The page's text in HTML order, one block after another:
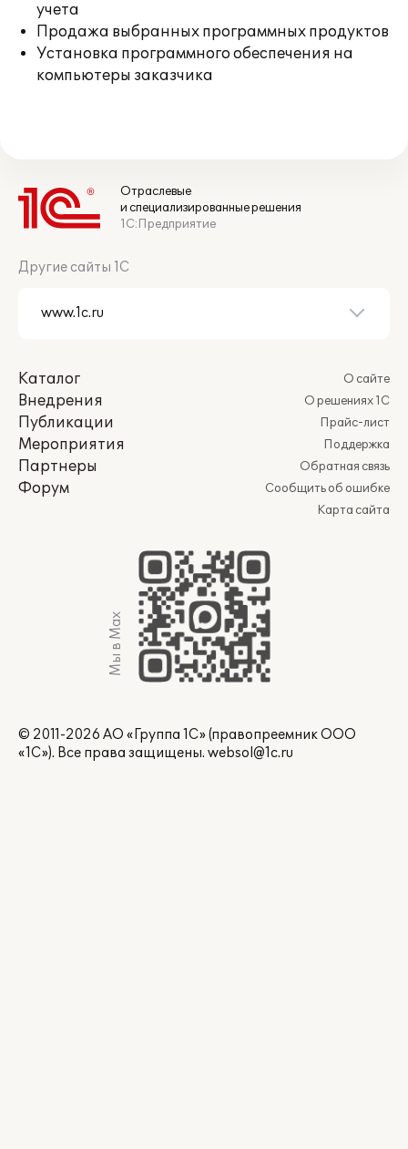
учета
Продажа выбранных программных продуктов
Установка программного обеспечения на
компьютеры заказчика
Отраслевые
и специализированные решения
1С:Предприятие
Другие сайты 1С
Каталог
Внедрения
Публикации
Мероприятия
Партнеры
Форум
О сайте
О решениях 1С
Прайс-лист
Поддержка
Обратная связь
Сообщить об ошибке
Карта сайта
Мы в Max
© 2011-2026 АО «Группа 1С» (правопреемник ООО
«1С»). Все права защищены. websol@1c.ru